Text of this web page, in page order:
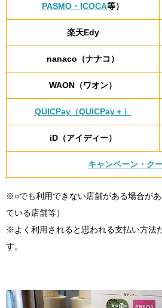
PASMO・ICOCA等）
楽天Edy
nanaco（ナナコ）
WAON（ワオン）
QUICPay（QUICPay＋）
iD（アイディー）
キャンペーン・ク
※○でも利用できない店舗がある場合が
ている店舗等）
※よく利用されると思われる支払い方法
す。